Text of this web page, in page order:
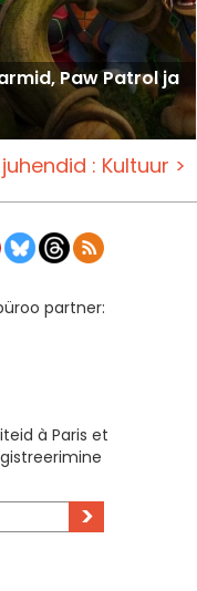
Paw Patrol ja
: Kultuur >
partner:
à Paris et
>